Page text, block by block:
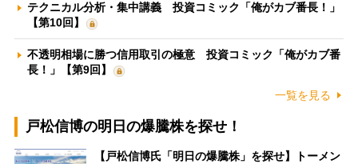
テクニカル分析・集中講義 投資コミック「俺がカブ番長！」
【第10回】
不透明相場に勝つ信用取引の極意 投資コミック「俺がカブ番
長！」【第9回】
一覧を見る
戸松信博の明日の爆騰株を探せ！
【戸松信博氏「明日の爆騰株」を探せ】トーメン